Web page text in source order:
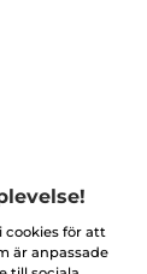
något
cookies för att
är anpassade